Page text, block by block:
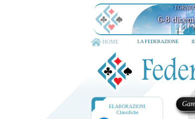
6-8
HOME LA FEDERAZIONE
ELABORAZIONI
Classifiche
Gare